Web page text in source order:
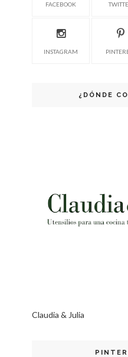
FACEBOOK
INSTAGRAM
¿DÓNDE
Claudia & Julia